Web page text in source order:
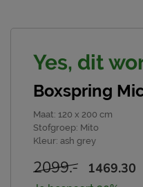
• Robuuste, ronde
Online kun je kiezen uit
onze winkels en met de
hoofdborden, stoffen,
supereenvoudig zelf
Maak je slaapkamer
Yes, dit
Boxspring
Maat: 120 x 200 cm
Stofgroep: Mito
Kleur: ash grey
2099.- 1469.30